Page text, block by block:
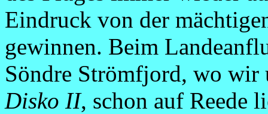
Eindruck von der
gewinnen. Beim
Söndre Strömfjord, wo
Disko II, schon auf Reede